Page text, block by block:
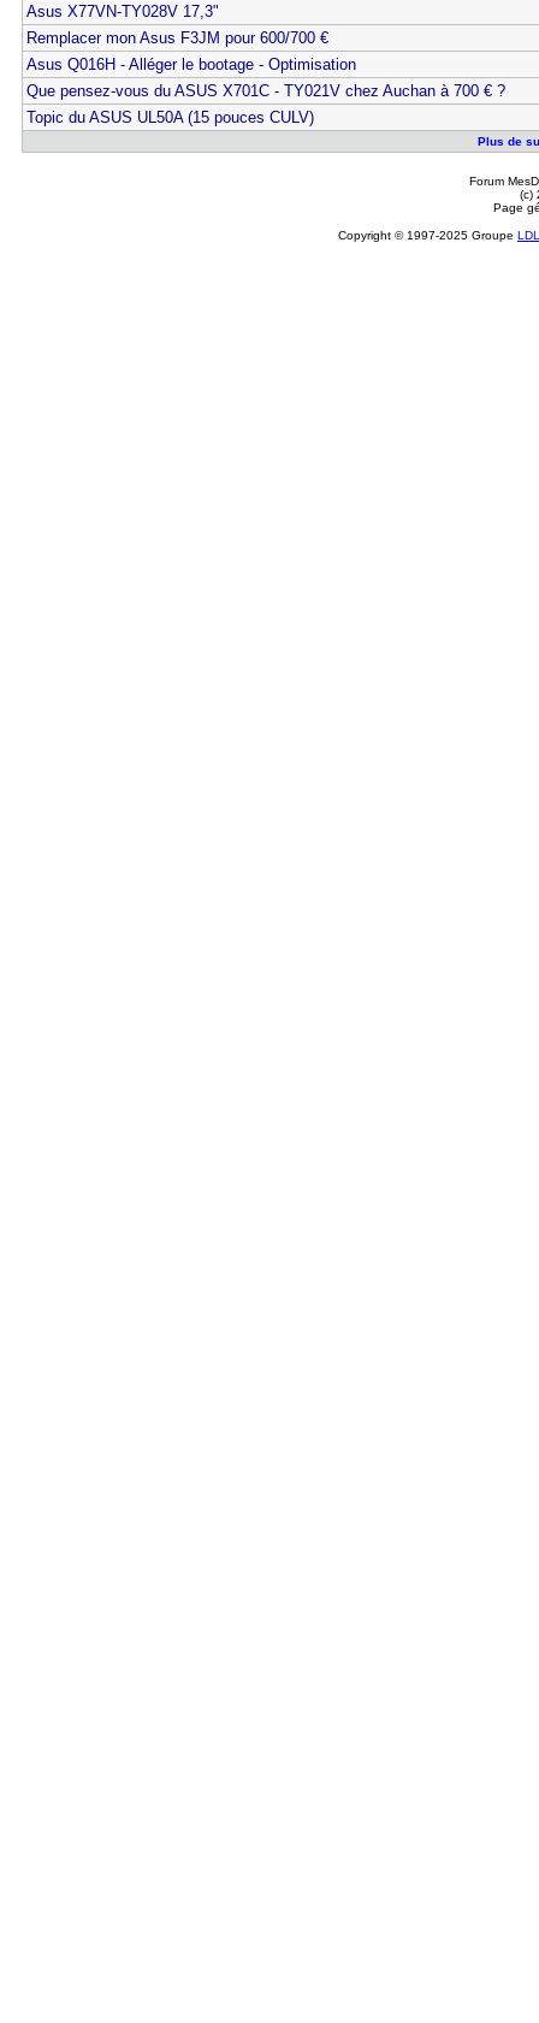
Asus X77VN-TY028V 17,3"
Remplacer mon Asus F3JM pour 600/700 €
Asus Q016H - Alléger le bootage - Optimisation
Que pensez-vous du ASUS X701C - TY021V chez Auchan à 700 € ?
Topic du ASUS UL50A (15 pouces CULV)
Plus de
Forum
(c)
Page
Copyright © 1997-2025 Groupe